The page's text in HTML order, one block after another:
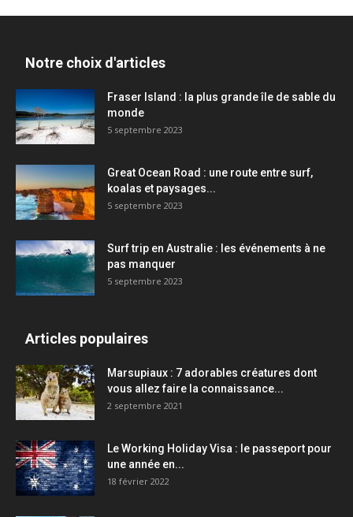
Notre choix d'articles
Fraser Island : la plus grande île de sable du
monde
5 septembre 2023
Great Ocean Road : une route entre surf,
koalas et paysages...
5 septembre 2023
Surf trip en Australie : les événements à ne
pas manquer
5 septembre 2023
Articles populaires
Marsupiaux : 7 adorables créatures dont
vous allez faire la connaissance...
2 septembre 2021
Le Working Holiday Visa : le passeport pour
une année en...
18 février 2022